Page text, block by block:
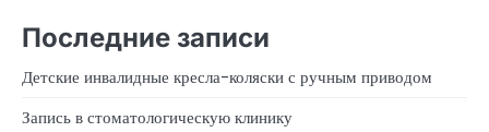
Последние записи
Детские инвалидные кресла-коляски с ручным приводом
Запись в стоматологическую клинику